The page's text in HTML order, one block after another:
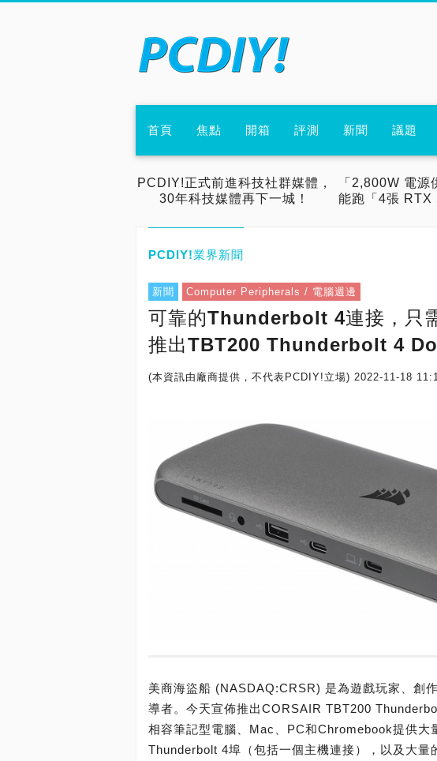
首頁 焦點 開箱 評測 新聞 議題
PCDIY!正式前進科技社群媒體，
30年科技媒體再下一城！
「2,800W 電源
能跑「4張 RTX
PCDIY!業界新聞
新聞 Computer Peripherals / 電腦週邊
可靠的Thunderbolt 4連接，只
推出TBT200 Thunderbolt 4
(本資訊由廠商提供，不代表PCDIY!立場) 2022-11-18
美商海盜船 (NASDAQ:CRSR) 是為遊戲玩家、創
導者。今天宣佈推出CORSAIR TBT200
相容筆記型電腦、Mac、PC和Chromebook提供大
Thunderbolt 4埠（包括一個主機連接），以及大量